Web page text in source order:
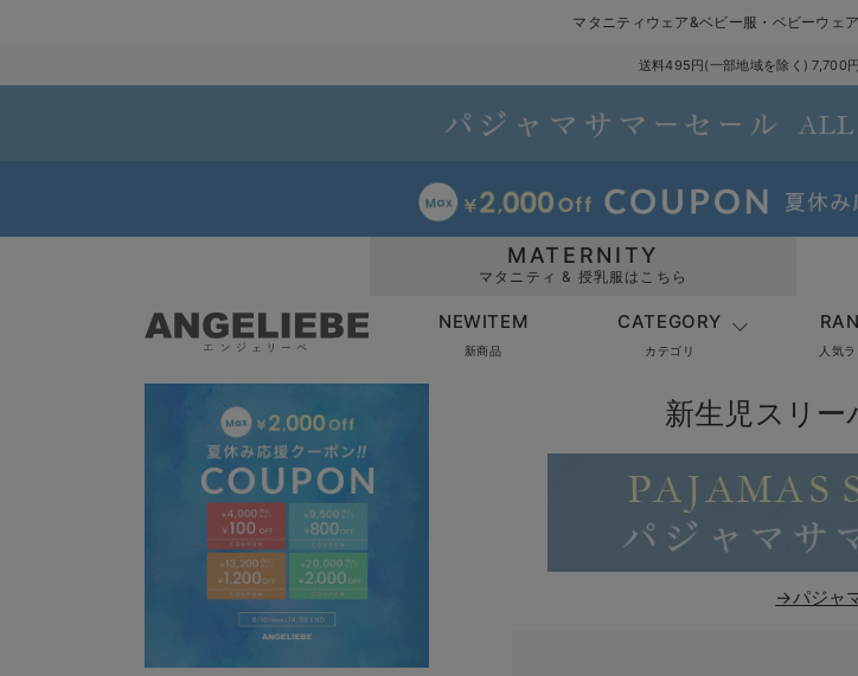
マタニティウェア&ベビー服・ベビーウェ
送料495円(一部地域を除く) 7,700
MATERNITY
マタニティ & 授乳服はこちら
NEWITEM
新商品
CATEGORY
カテゴリ 人気
新生児スリ
→パジャ